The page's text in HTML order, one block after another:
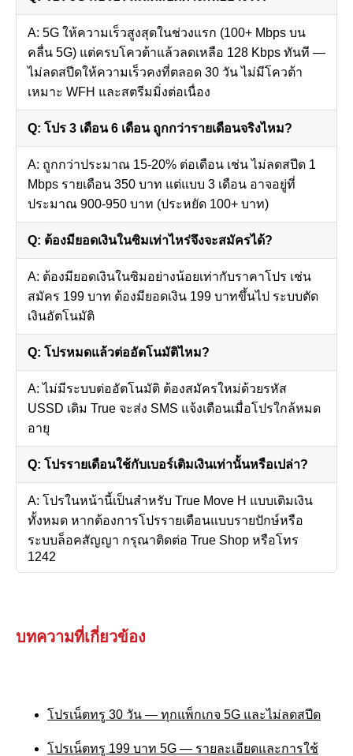
A: 5G ให้ความเร็วสูงสุดในช่วงแรก (100+ Mbps บน
คลื่น 5G) แต่ครบโควต้าแล้วลดเหลือ 128 Kbps ทันที —
ไม่ลดสปีดให้ความเร็วคงที่ตลอด 30 วัน ไม่มีโควต้า
เหมาะ WFH และสตรีมมิ่งต่อเนื่อง
Q: โปร 3 เดือน 6 เดือน ถูกกว่ารายเดือนจริงไหม?
A: ถูกกว่าประมาณ 15-20% ต่อเดือน เช่น ไม่ลดสปีด 1
Mbps รายเดือน 350 บาท แต่แบบ 3 เดือน อาจอยู่ที่
ประมาณ 900-950 บาท (ประหยัด 100+ บาท)
Q: ต้องมียอดเงินในซิมเท่าไหร่จึงจะสมัครได้?
A: ต้องมียอดเงินในซิมอย่างน้อยเท่ากับราคาโปร เช่น
สมัคร 199 บาท ต้องมียอดเงิน 199 บาทขึ้นไป ระบบตัด
เงินอัตโนมัติ
Q: โปรหมดแล้วต่ออัตโนมัติไหม?
A: ไม่มีระบบต่ออัตโนมัติ ต้องสมัครใหม่ด้วยรหัส
USSD เดิม True จะส่ง SMS แจ้งเตือนเมื่อโปรใกล้หมด
อายุ
Q: โปรรายเดือนใช้กับเบอร์เติมเงินเท่านั้นหรือเปล่า?
A: โปรในหน้านี้เป็นสำหรับ True Move H แบบเติมเงิน
ทั้งหมด หากต้องการโปรรายเดือนแบบรายปักษ์หรือ
ระบบล็อคสัญญา กรุณาติดต่อ True Shop หรือโทร
1242
บทความที่เกี่ยวข้อง
โปรเน็ตทรู 30 วัน — ทุกแพ็กเกจ 5G และไม่ลดสปีด
โปรเน็ตทรู 199 บาท 5G — รายละเอียดและการใช้